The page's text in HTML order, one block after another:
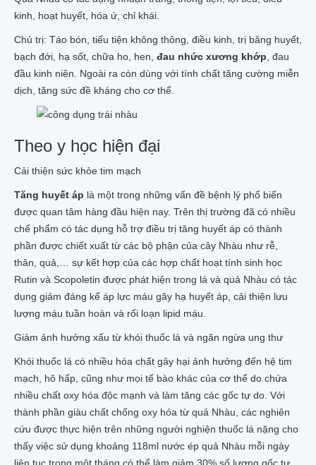
kinh, hoạt huyết, hóa ứ, chỉ khái.
Chủ trị: Táo bón, tiểu tiện không thông, điều kinh, trị băng huyết,
bạch đới, hạ sốt, chữa ho, hen, đau nhức xương khớp , đau
đầu kinh niên. Ngoài ra còn dùng với tính chất tăng cường miễn
dịch, tăng sức đề kháng cho cơ thể.
Theo y học hiện đại
Cải thiện sức khỏe tim mạch
Tăng huyết áp là một trong những vấn đề bệnh lý phổ biến
được quan tâm hàng đầu hiện nay. Trên thị trường đã có nhiều
chế phẩm có tác dụng hỗ trợ điều trị tăng huyết áp có thành
phần được chiết xuất từ các bộ phận của cây Nhàu như rễ,
thân, quả,… sự kết hợp của các hợp chất hoạt tính sinh học
Rutin và Scopoletin được phát hiện trong lá và quả Nhàu có tác
dụng giảm đáng kể áp lực máu gây hạ huyết áp, cải thiện lưu
lượng máu tuần hoàn và rối loạn lipid máu.
Giảm ảnh hưởng xấu từ khói thuốc lá và ngăn ngừa ung thư
Khói thuốc lá có nhiều hóa chất gây hại ảnh hưởng đến hệ tim
mạch, hô hấp, cũng như mọi tế bào khác của cơ thể do chứa
nhiều chất oxy hóa độc mạnh và làm tăng các gốc tự do. Với
thành phần giàu chất chống oxy hóa từ quả Nhàu, các nghiên
cứu được thực hiện trên những người nghiện thuốc lá nặng cho
thấy việc sử dụng khoảng 118ml nước ép quả Nhàu mỗi ngày